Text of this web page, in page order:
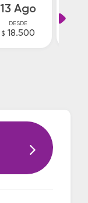
13 Ago
DESDE
$ 18.500